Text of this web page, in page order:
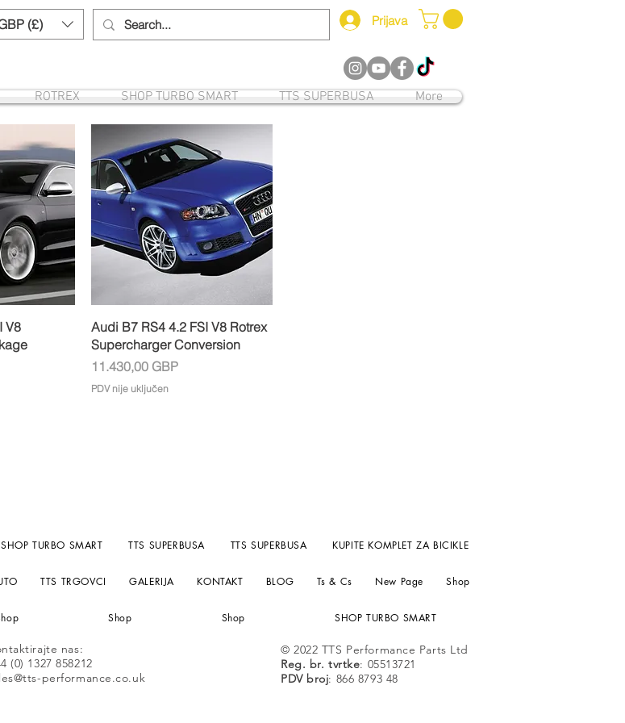
(£) Prijava
ROTREX SHOP TURBO SMART TTS SUPERBUSA More
V8
Brzi pregled
Audi B7 RS4 4.2 FSI V8 Rotrex
Supercharger Conversion
Cijena
11.430,00 GBP
PDV nije uključen
SHOP TURBO SMART TTS SUPERBUSA TTS SUPERBUSA KUPITE KOMPLET ZA BICIKLE
TTS TRGOVCI GALERIJA KONTAKT BLOG Ts & Cs New Page Shop
Shop Shop SHOP TURBO SMART
nas:
(0) 1327 858212
performance.co.uk
© 2022 TTS Performance Parts Ltd
Reg. br. tvrtke: 05513721
PDV broj: 866 8793 48